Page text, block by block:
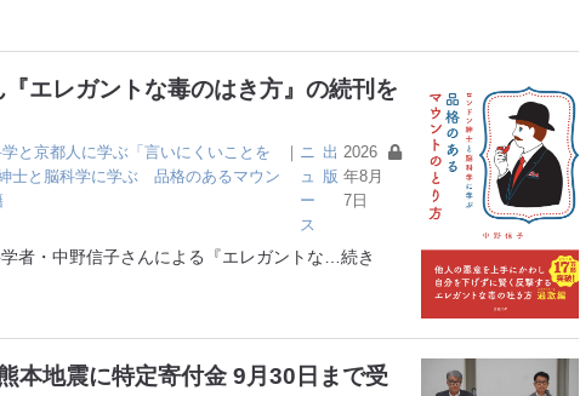
エレガントな毒のはき方』の続刊を
と京都人に学ぶ「言いにくいことを
紳士と脳科学に学ぶ 品格のあるマウン
｜ ニ
ュ
ー
ス
出
版
2026
年8月
7日
・中野信子さんによる『エレガントな …続き
本地震に特定寄付金 9月30日まで受